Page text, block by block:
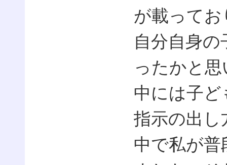
が載って
自分自身
ったかと
中には子
指示の出
中で私が